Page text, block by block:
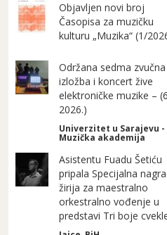
Objavljen novi broj
Časopisa za muzičku
kulturu „Muzika“ (1/
Održana sedma zvučna
izložba i koncert žive
elektroničke muzike –
2026.)
Univerzitet u Sarajevu -
Muzička akademija
Asistentu Fuadu Šetiću
pripala Specijalna
žirija za maestralno
orkestralno vođenje u
predstavi Tri boje